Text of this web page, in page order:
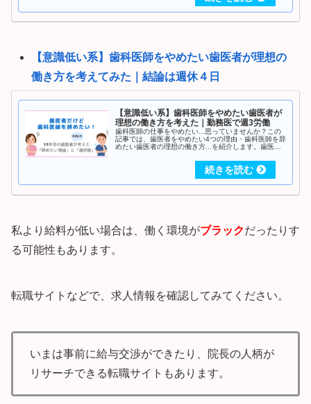
【意識低い系】歯科医師をやめたい歯医者が理想の
働き方を考えてみた｜結論は週休４日
【意識低い系】歯科医師をやめたい歯医者が
理想の働き方を考えた｜勤務医で週3労働
歯科医師の仕事をやめたい...思っていませんか？この
記事では、歯医者をやめたい4つの理由・歯科医師を辞
めたい歯医者の理想の働き方...を紹介します。歯医者
私より給料が低い場合は、働く環境がブラックだったりす
る可能性もあります。
転職サイトなどで、求人情報を確認してみてください。
いまは事前に給与交渉ができたり、院長の人柄が
リサーチできる転職サイトもあります。